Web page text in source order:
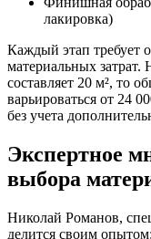
лакировка)
Каждый этап требует
материальных
составляет 20 м², то
варьироваться от 24
без учета
Экспертное
выбора
Николай Романов,
делится своим